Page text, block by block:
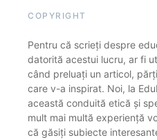
COPYRIGHT
Pentru că scrieți despre
datorită acestui lucru, ar fi
când preluați un articol,
care v-a inspirat. Noi, la
această conduită etică și
mult mai multă experiență
că găsiți subiecte